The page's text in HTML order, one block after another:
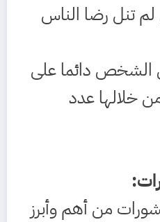
لم تنل رضا الناس
دائما على
خلالها عدد
:
من أهم وأبرز